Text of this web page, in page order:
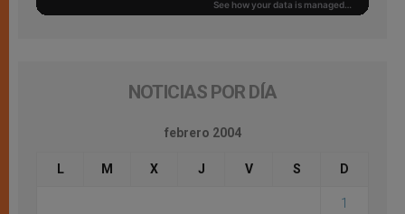
NOTICIAS POR DÍA
febrero 2004
L M X J V S D
1